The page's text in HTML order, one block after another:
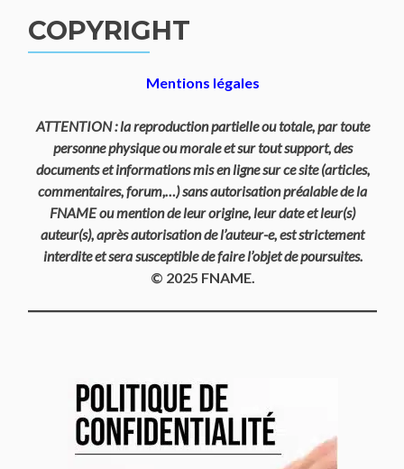
COPYRIGHT
Mentions légales
ATTENTION : la reproduction partielle ou totale, par toute
personne physique ou morale et sur tout support, des
documents et informations mis en ligne sur ce site (articles,
commentaires, forum,…) sans autorisation préalable de la
FNAME ou mention de leur origine, leur date et leur(s)
auteur(s), après autorisation de l’auteur-e, est strictement
interdite et sera susceptible de faire l’objet de poursuites.
© 2025 FNAME.